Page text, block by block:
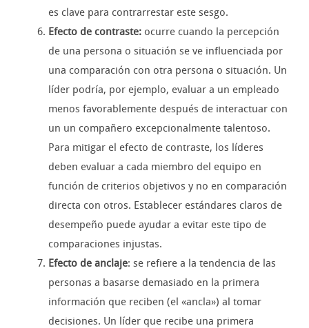
es clave para contrarrestar este sesgo.
Efecto de contraste: ocurre cuando la percepción
de una persona o situación se ve influenciada por
una comparación con otra persona o situación. Un
líder podría, por ejemplo, evaluar a un empleado
menos favorablemente después de interactuar con
un un compañero excepcionalmente talentoso.
Para mitigar el efecto de contraste, los líderes
deben evaluar a cada miembro del equipo en
función de criterios objetivos y no en comparación
directa con otros. Establecer estándares claros de
desempeño puede ayudar a evitar este tipo de
comparaciones injustas.
Efecto de anclaje: se refiere a la tendencia de las
personas a basarse demasiado en la primera
información que reciben (el «ancla») al tomar
decisiones. Un líder que recibe una primera